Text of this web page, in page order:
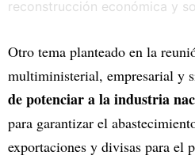
Otro tema planteado en la
multiministerial, empresarial y
de potenciar a la industria
para garantizar el
exportaciones y divisas para el